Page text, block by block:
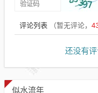
评论列表 （暂无评论，
还没有
似水流年